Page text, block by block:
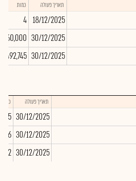
תאריך פעולה כמות
18/12/2025
4
30/12/2025
160,000
30/12/2025
492,745
תאריך פעולה כמות
30/12/2025
30/12/2025
30/12/2025